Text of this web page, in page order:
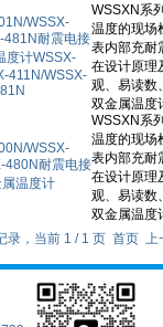
WSSX-
481N耐震电接
度计WSSX-
411N/WSSX-
WSSX-
480N耐震电接
温度计
录，当前 1 / 1 页 首页